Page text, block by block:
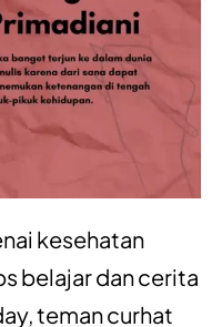
kesehatan
belajardancerita
, teman curhat